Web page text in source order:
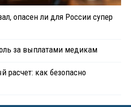
опасен ли для России супер
за выплатами медикам
расчет: как безопасно